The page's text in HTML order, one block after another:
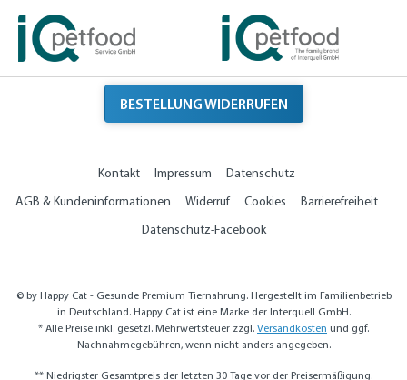
BESTELLUNG WIDERRUFEN
Kontakt Impressum
Datenschutz
AGB & Kundeninformationen
Widerruf Cookies
Barrierefreiheit
Datenschutz-Facebook
© by Happy Cat - Gesunde Premium Tiernahrung. Hergestellt im Familienbetrieb
in Deutschland. Happy Cat ist eine Marke der Interquell GmbH.
* Alle Preise inkl. gesetzl. Mehrwertsteuer zzgl. Versandkosten und ggf.
Nachnahmegebühren, wenn nicht anders angegeben.
** Niedrigster Gesamtpreis der letzten 30 Tage vor der Preisermäßigung.